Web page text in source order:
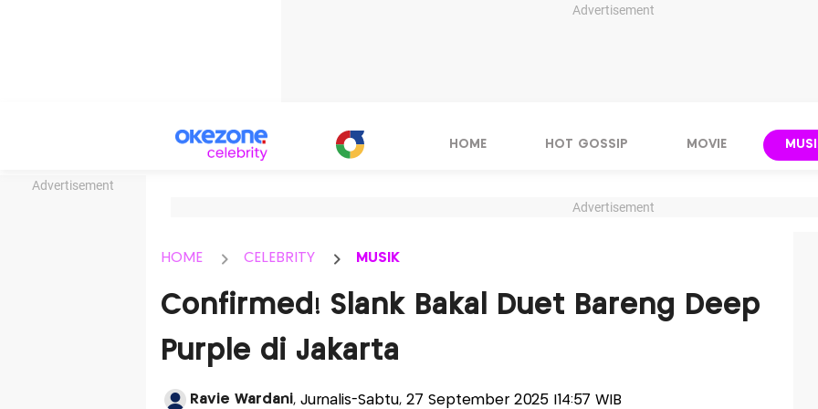
Advertisement
Advertisement
HOME HOT GOSSIP MOVIE
Advertisement
HOME CELEBRITY MUSIK
Confirmed! Slank Bakal Duet Bareng Deep
Purple di Jakarta
Ravie Wardani, Jurnalis-Sabtu, 27 September 2025 |14:57 WIB